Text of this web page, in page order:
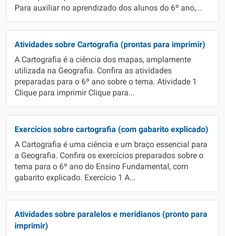
Para auxiliar no aprendizado dos alunos do 6º ano,...
Atividades sobre Cartografia (prontas para imprimir)
A Cartografia é a ciência dos mapas, amplamente
utilizada na Geografia. Confira as atividades
preparadas para o 6º ano sobre o tema. Atividade 1
Clique para imprimir Clique para...
Exercícios sobre cartografia (com gabarito explicado)
A Cartografia é uma ciência e um braço essencial para
a Geografia. Confira os exercícios preparados sobre o
tema para o 6º ano do Ensino Fundamental, com
gabarito explicado. Exercício 1 A...
Atividades sobre paralelos e meridianos (pronto para
imprimir)